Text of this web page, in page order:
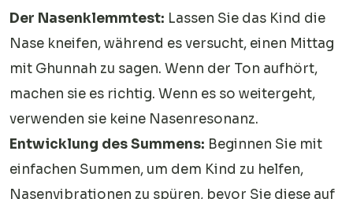
Der Nasenklemmtest: Lassen Sie das Kind die
Nase kneifen, während es versucht, einen Mittag
mit Ghunnah zu sagen. Wenn der Ton aufhört,
machen sie es richtig. Wenn es so weitergeht,
verwenden sie keine Nasenresonanz.
Entwicklung des Summens: Beginnen Sie mit
einfachen Summen, um dem Kind zu helfen,
Nasenvibrationen zu spüren, bevor Sie diese auf